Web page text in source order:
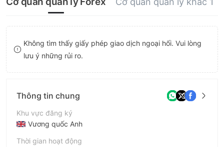
9
Không tìm thấy giấy phép giao dịch ngoại hối. Vui lòng
lưu ý những rủi ro.
Thông tin chung
Khu vực đăng ký
Vương quốc Anh
Thời gian hoạt động